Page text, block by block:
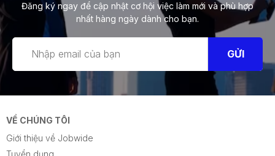
Đăng ký ngay để cập nhật cơ hội việc làm mới và phù hợp
nhất hàng ngày dành cho bạn.
GỬI
VỀ CHÚNG TÔI
Giới thiệu về Jobwide